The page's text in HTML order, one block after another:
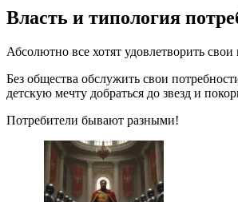
Власть и типология
Абсолютно все хотят удовлетворить
Без общества обслужить свои
детскую мечту добраться до звезд и
Потребители бывают разными!